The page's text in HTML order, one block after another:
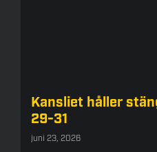
Kansliet håller
29-31
juni 23, 2026